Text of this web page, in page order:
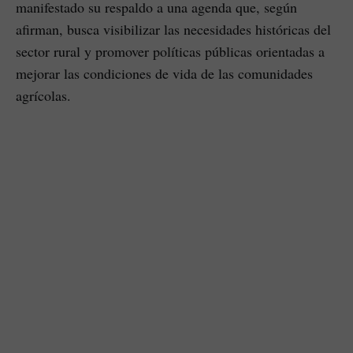
manifestado su respaldo a una agenda que, según
afirman, busca visibilizar las necesidades históricas del
sector rural y promover políticas públicas orientadas a
mejorar las condiciones de vida de las comunidades
agrícolas.